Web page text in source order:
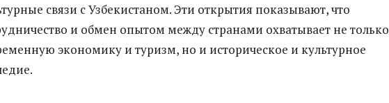
связи с Узбекистаном. Эти открытия показывают, что
и обмен опытом между странами охватывает не только
экономику и туризм, но и историческое и культурное